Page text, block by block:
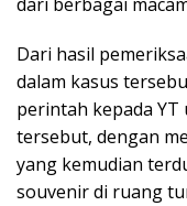
Dari hasil
dalam kasus
perintah kepada
tersebut, dengan
yang kemudian
souvenir di ruang